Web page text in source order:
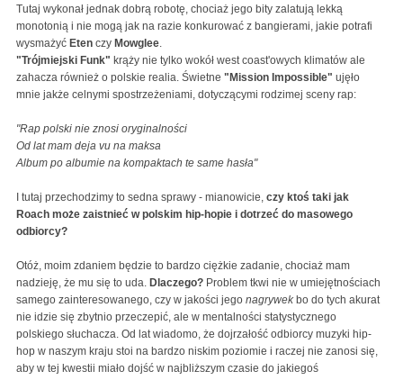
Tutaj wykonał jednak dobrą robotę, chociaż jego bity zalatują lekką
monotonią i nie mogą jak na razie konkurować z bangierami, jakie potrafi
wysmażyć Eten czy Mowglee.
"Trójmiejski Funk" krąży nie tylko wokół west coast'owych klimatów ale
zahacza również o polskie realia. Świetne "Mission Impossible" ujęło
mnie jakże celnymi spostrzeżeniami, dotyczącymi rodzimej sceny rap:
"Rap polski nie znosi oryginalności
Od lat mam deja vu na maksa
Album po albumie na kompaktach te same hasła"
I tutaj przechodzimy to sedna sprawy - mianowicie, czy ktoś taki jak
Roach może zaistnieć w polskim hip-hopie i dotrzeć do masowego
odbiorcy?
Otóż, moim zdaniem będzie to bardzo ciężkie zadanie, chociaż mam
nadzieję, że mu się to uda. Dlaczego? Problem tkwi nie w umiejętnościach
samego zainteresowanego, czy w jakości jego nagrywek bo do tych akurat
nie idzie się zbytnio przeczepić, ale w mentalności statystycznego
polskiego słuchacza. Od lat wiadomo, że dojrzałość odbiorcy muzyki hip-
hop w naszym kraju stoi na bardzo niskim poziomie i raczej nie zanosi się,
aby w tej kwestii miało dojść w najbliższym czasie do jakiegoś